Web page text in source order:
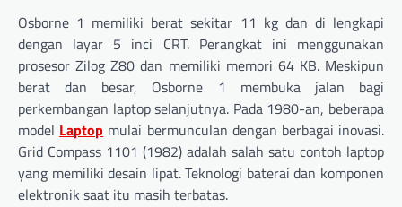
Osborne 1 memiliki berat sekitar 11 kg dan di lengkapi
dengan layar 5 inci CRT. Perangkat ini menggunakan
prosesor Zilog Z80 dan memiliki memori 64 KB. Meskipun
berat dan besar, Osborne 1 membuka jalan bagi
perkembangan laptop selanjutnya. Pada 1980-an, beberapa
model Laptop mulai bermunculan dengan berbagai inovasi.
Grid Compass 1101 (1982) adalah salah satu contoh laptop
yang memiliki desain lipat. Teknologi baterai dan komponen
elektronik saat itu masih terbatas.